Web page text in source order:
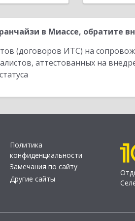
в Миассе, обратите
(договоров ИТС) на
аттестованных на
Политика
конфиденциальности
Замечания по сайту
Другие сайты